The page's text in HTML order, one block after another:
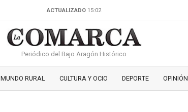
ACTUALIZADO 15:02
Periódico del Bajo Aragón Histórico
MUNDO RURAL CULTURA Y OCIO DEPORTE OPINIÓN